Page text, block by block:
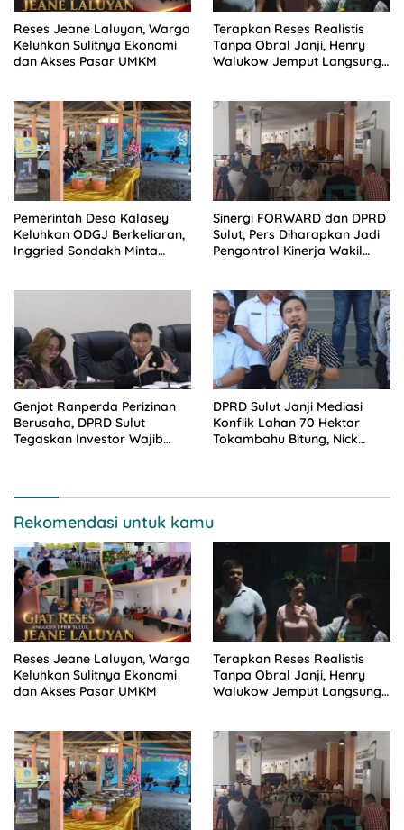
Reses Jeane Laluyan, Warga
Keluhkan Sulitnya Ekonomi
dan Akses Pasar UMKM
Terapkan Reses Realistis
Tanpa Obral Janji, Henry
Walukow Jemput Langsung
Pemerintah Desa Kalasey
Keluhkan ODGJ Berkeliaran,
Inggried Sondakh Minta
Sinergi FORWARD dan DPRD
Sulut, Pers Diharapkan Jadi
Pengontrol Kinerja Wakil
Genjot Ranperda Perizinan
Berusaha, DPRD Sulut
Tegaskan Investor Wajib
DPRD Sulut Janji Mediasi
Konflik Lahan 70 Hektar
Tokambahu Bitung, Nick
Rekomendasi untuk kamu
Reses Jeane Laluyan, Warga
Keluhkan Sulitnya Ekonomi
dan Akses Pasar UMKM
Terapkan Reses Realistis
Tanpa Obral Janji, Henry
Walukow Jemput Langsung